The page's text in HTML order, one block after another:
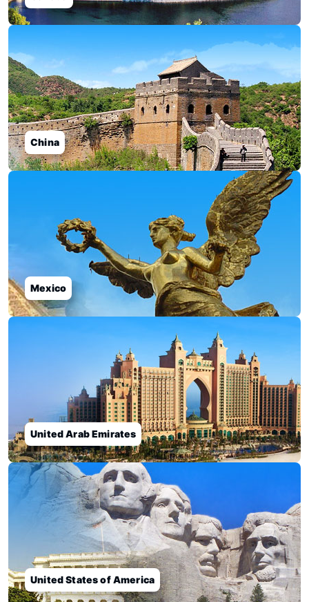
China
Mexico
United Arab Emirates
United States of America